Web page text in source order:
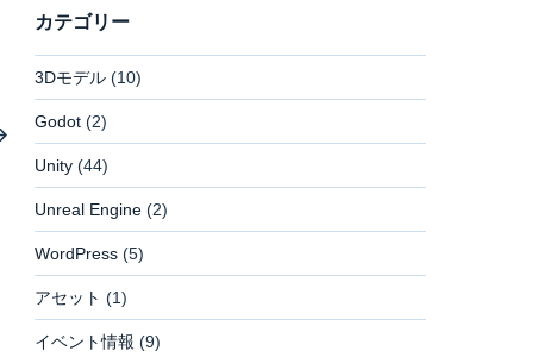
カテゴリー
3Dモデル(10)
Godot(2)
Unity(44)
Unreal Engine(2)
WordPress(5)
アセット (1)
イベント情報 (9)